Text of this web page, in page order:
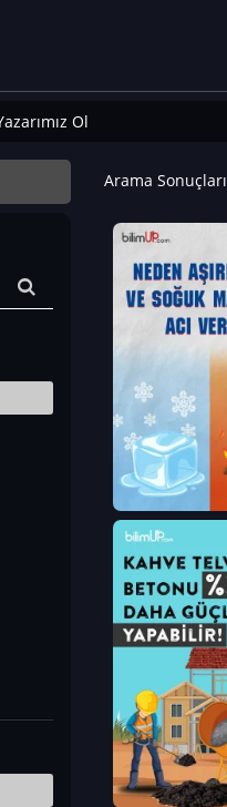
Ol
Arama Sonuçları